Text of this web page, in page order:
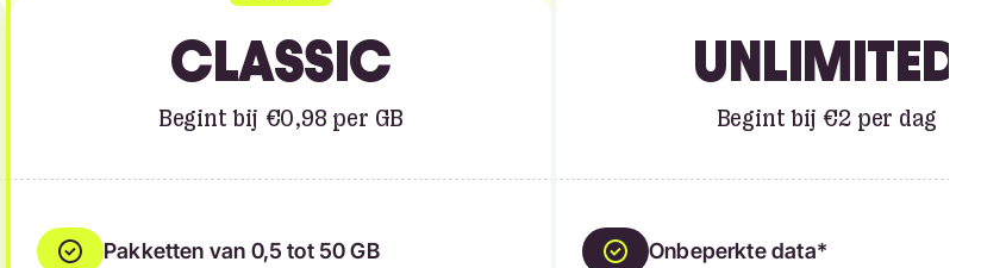
CLASSIC
Begint bij €0,98 per GB
Pakketten van 0,5 tot 50 GB
UNLIMITED
Begint bij €2 per dag
Onbeperkte data*